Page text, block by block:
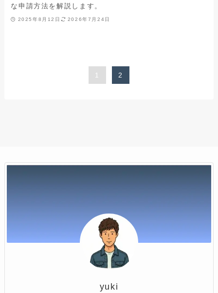
な申請方法を解説します。
2025年8月12日 2026年7月24日
1 2
yuki